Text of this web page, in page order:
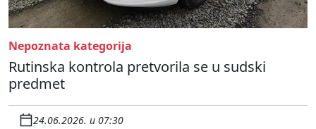
Nepoznata kategorija
Rutinska kontrola pretvorila se u sudski
predmet
24.06.2026. u 07:30